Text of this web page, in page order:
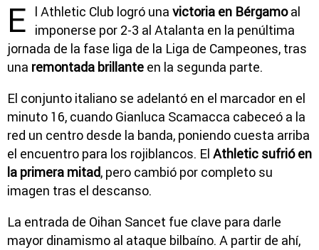
E l Athletic Club logró una victoria en Bérgamoal
imponerse por 2-3 al Atalanta en la penúltima
jornada de la fase liga de la Liga de Campeones, tras
una remontada brillante en la segunda parte.
El conjunto italiano se adelantó en el marcador en el
minuto 16, cuando Gianluca Scamacca cabeceó a la
red un centro desde la banda, poniendo cuesta arriba
el encuentro para los rojiblancos. El Athletic sufrió en
la primera mitad, pero cambió por completo su
imagen tras el descanso.
La entrada de Oihan Sancet fue clave para darle
mayor dinamismo al ataque bilbaíno. A partir de ahí,